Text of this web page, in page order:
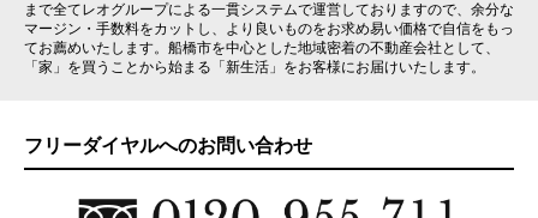
まで全てレオグループによる一貫システムで運営しておりますので、余分な
マージン・手数料をカットし、より良いものをお求め易い価格で自信をもっ
てお薦めいたします。船橋市を中心とした地域密着の不動産会社として、
「家」を買うことから始まる「新生活」をお客様にお届けいたします。
フリーダイヤルへのお問い合わせ